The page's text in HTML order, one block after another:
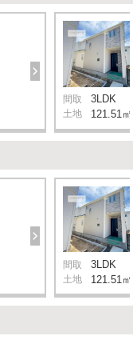
間取 3LDK
土地 121.51㎡
間取 3LDK
土地 121.51㎡